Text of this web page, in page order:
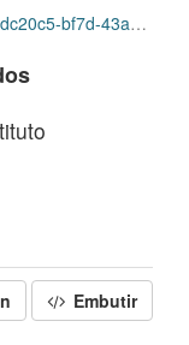
download/patrimonio-2011-2014.json
Embutir